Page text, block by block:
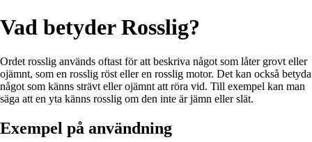
Vad betyder Rosslig?
Ordet rosslig används oftast för att beskriva något som låter grovt eller
ojämnt, som en rosslig röst eller en rosslig motor. Det kan också betyda
något som känns strävt eller ojämnt att röra vid. Till exempel kan man
säga att en yta känns rosslig om den inte är jämn eller slät.
Exempel på användning